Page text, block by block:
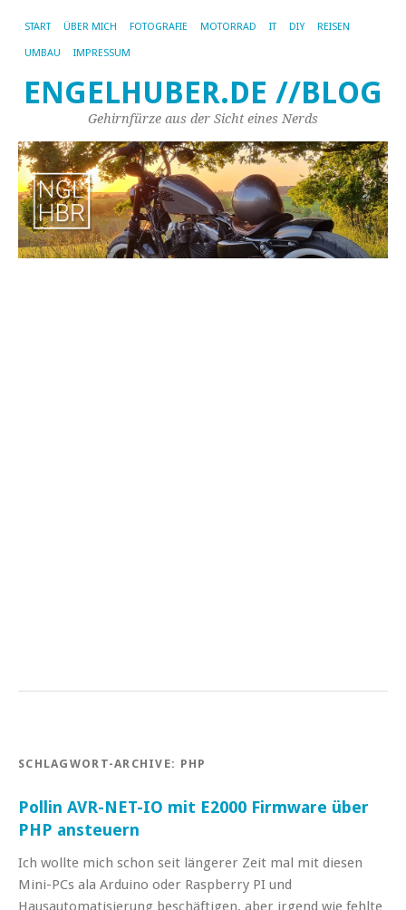
START ÜBER MICH FOTOGRAFIE MOTORRAD IT DIY REISEN
UMBAU IMPRESSUM
ENGELHUBER.DE //BLOG
Gehirnfürze aus der Sicht eines Nerds
SCHLAGWORT-ARCHIVE: PHP
Pollin AVR-NET-IO mit E2000 Firmware über
PHP ansteuern
Ich wollte mich schon seit längerer Zeit mal mit diesen
Mini-PCs ala Arduino oder Raspberry PI und